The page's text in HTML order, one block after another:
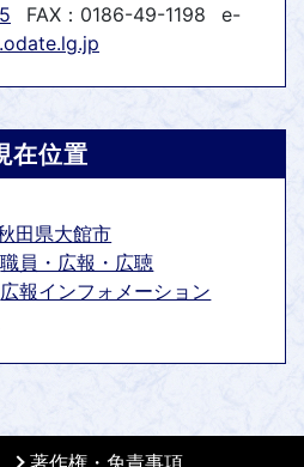
FAX：0186-49-1198
e-
在位置
田県大館市
職員・広報・広聴
広報インフォメーション
著作権・免責事項